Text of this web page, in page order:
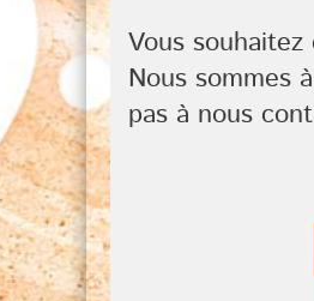
Vous
Nous sommes
pas à nous